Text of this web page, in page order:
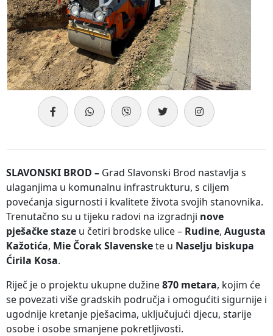
SLAVONSKI BROD – Grad Slavonski Brod nastavlja s
ulaganjima u komunalnu infrastrukturu, s ciljem
povećanja sigurnosti i kvalitete života svojih stanovnika.
Trenutačno su u tijeku radovi na izgradnji nove
pješačke staze u četiri brodske ulice – Rudine, Augusta
Kažotića, Mie Čorak Slavenskete u Naselju biskupa
Ćirila Kosa.
Riječ je o projektu ukupne dužine870 metara, kojim će
se povezati više gradskih područja i omogućiti sigurnije i
ugodnije kretanje pješacima, uključujući djecu, starije
osobe i osobe smanjene pokretljivosti.